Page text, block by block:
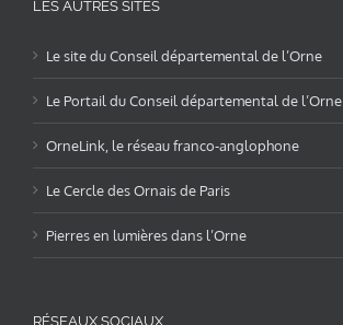
LES AUTRES SITES
Le site du Conseil départemental de l’Orne
Le Portail du Conseil départemental de l’Orne
OrneLink, le réseau franco-anglophone
Le Cercle des Ornais de Paris
Pierres en lumières dans l’Orne
RÉSEAUX SOCIAUX